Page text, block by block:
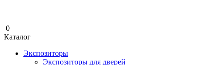
0
Каталог
Экспозиторы
Экспозиторы для дверей